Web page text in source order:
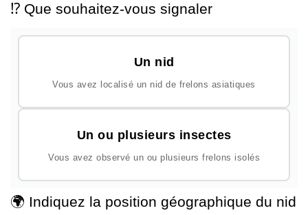
⁉️ Que souhaitez-vous signaler
Un nid
Vous avez localisé un nid de frelons asiatiques
Un ou plusieurs insectes
Vous avez observé un ou plusieurs frelons isolés
🌍 Indiquez la position géographique du nid